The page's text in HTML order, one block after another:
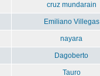
cruz mundarain
Emiliano Villegas
nayara
Dagoberto
Tauro